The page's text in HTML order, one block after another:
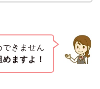
できません
ますよ！